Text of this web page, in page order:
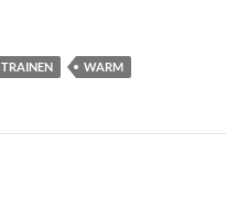
TRAINEN WARM